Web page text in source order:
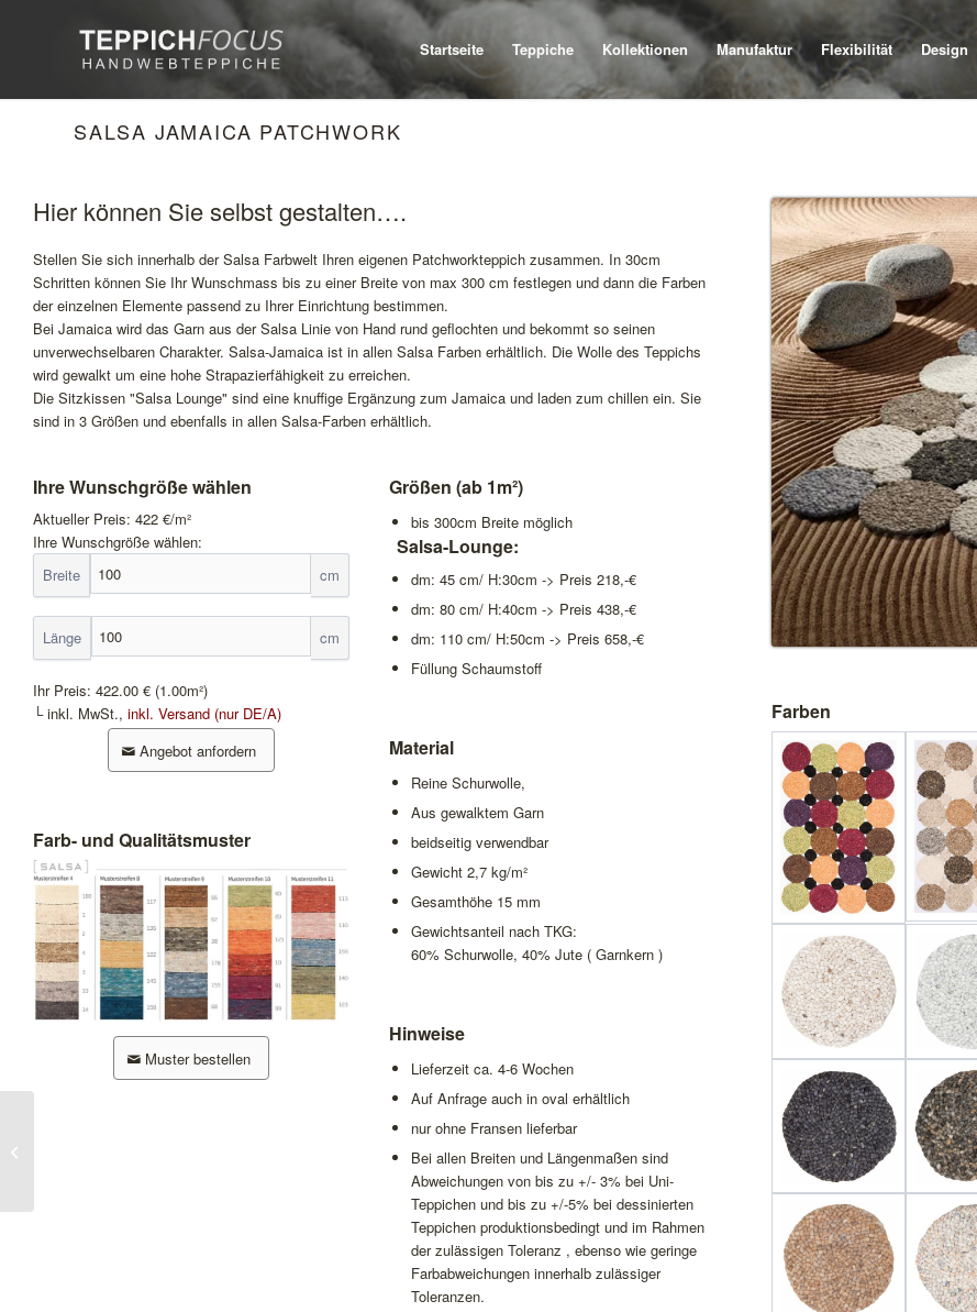
Startseite Teppiche Kollektionen Manufaktur Flexibilität Design
SALSA JAMAICA PATCHWORK
Hier können Sie selbst gestalten….
Stellen Sie sich innerhalb der Salsa Farbwelt Ihren eigenen Patchworkteppich zusammen. In 30cm
Schritten können Sie Ihr Wunschmass bis zu einer Breite von max 300 cm festlegen und dann die Farben
der einzelnen Elemente passend zu Ihrer Einrichtung bestimmen.
Bei Jamaica wird das Garn aus der Salsa Linie von Hand rund geflochten und bekommt so seinen
unverwechselbaren Charakter. Salsa-Jamaica ist in allen Salsa Farben erhältlich. Die Wolle des Teppichs
wird gewalkt um eine hohe Strapazierfähigkeit zu erreichen.
Die Sitzkissen "Salsa Lounge" sind eine knuffige Ergänzung zum Jamaica und laden zum chillen ein. Sie
sind in 3 Größen und ebenfalls in allen Salsa-Farben erhältlich.
Ihre Wunschgröße wählen
Aktueller Preis: 422 €/m²
Ihre Wunschgröße wählen:
Breite
cm
Länge cm
Ihr Preis: 422.00 € (1.00m²)
└ inkl. MwSt., inkl. Versand (nur DE/A)
Angebot anfordern
Farb- und Qualitätsmuster
Muster bestellen
Größen (ab 1m²)
bis 300cm Breite möglich
Salsa-Lounge:
dm: 45 cm/ H:30cm -> Preis 218,-€
dm: 80 cm/ H:40cm -> Preis 438,-€
dm: 110 cm/ H:50cm -> Preis 658,-€
Füllung Schaumstoff
Material
Reine Schurwolle,
Aus gewalktem Garn
beidseitig verwendbar
Gewicht 2,7 kg/m²
Gesamthöhe 15 mm
Gewichtsanteil nach TKG:
60% Schurwolle, 40% Jute ( Garnkern )
Hinweise
Lieferzeit ca. 4-6 Wochen
Auf Anfrage auch in oval erhältlich
nur ohne Fransen lieferbar
Bei allen Breiten und Längenmaßen sind
Abweichungen von bis zu +/- 3% bei Uni-
Teppichen und bis zu +/-5% bei dessinierten
Teppichen produktionsbedingt und im Rahmen
der zulässigen Toleranz , ebenso wie geringe
Farbabweichungen innerhalb zulässiger
Toleranzen.
Farben